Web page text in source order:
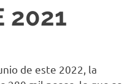
2021
de este 2022, la